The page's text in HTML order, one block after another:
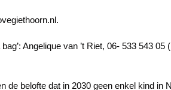
Angelique van ’t Riet, 06- 533 543
belofte dat in 2030 geen enkel kind in